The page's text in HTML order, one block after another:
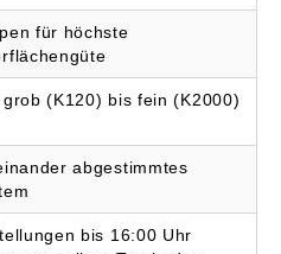
für höchste
(K120) bis fein (K2000)
abgestimmtes
bis 16:00 Uhr